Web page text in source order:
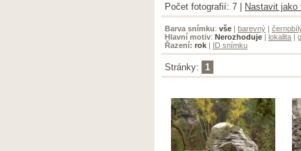
Počet fotografií: 7 | Nastavit jako
Barva snímku: vše | barevný |
Hlavní motiv: Nerozhoduje | lokalita |
Řazení: rok | ID snímku
Stránky: 1